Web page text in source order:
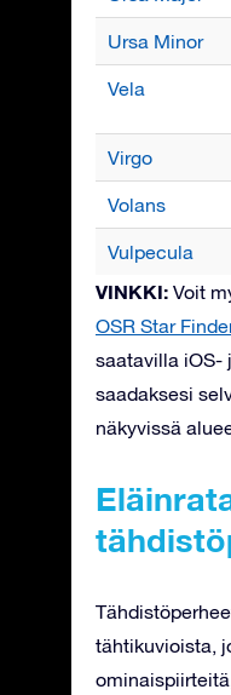
Ursa Minor
Vela
Virgo
Volans
Vulpecula
VINKKI: Voit
OSR Star
saatavilla iOS-
saadaksesi
näkyvissä
tähtikuvioista,